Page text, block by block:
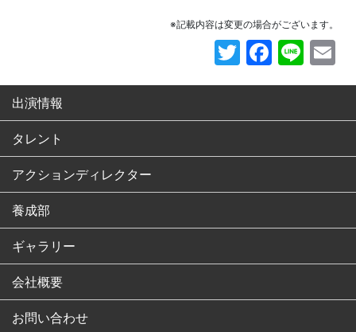
※記載内容は変更の場合がございます。
Twitter
Line
出演情報
タレント
アクションディレクター
養成部
ギャラリー
会社概要
お問い合わせ